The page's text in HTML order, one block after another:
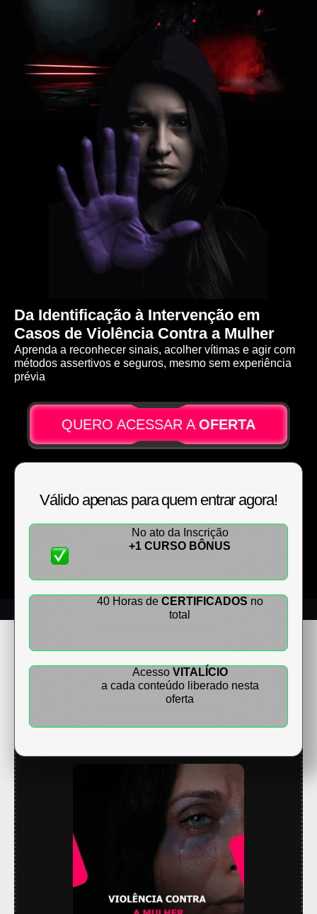
A violência é silenciosa. Sua ação não pode ser
Da Identificação à Intervenção em
Casos de Violência Contra a Mulher
Aprenda a reconhecer sinais, acolher vítimas e agir com
métodos assertivos e seguros, mesmo sem experiência
prévia
QUERO ACESSAR A OFERTA
Válido apenas para quem entrar agora!
No ato da Inscrição
+1 CURSO BÔNUS
40 Horas de CERTIFICADOS no
total
Acesso VITALÍCIO
a cada conteúdo liberado nesta
oferta